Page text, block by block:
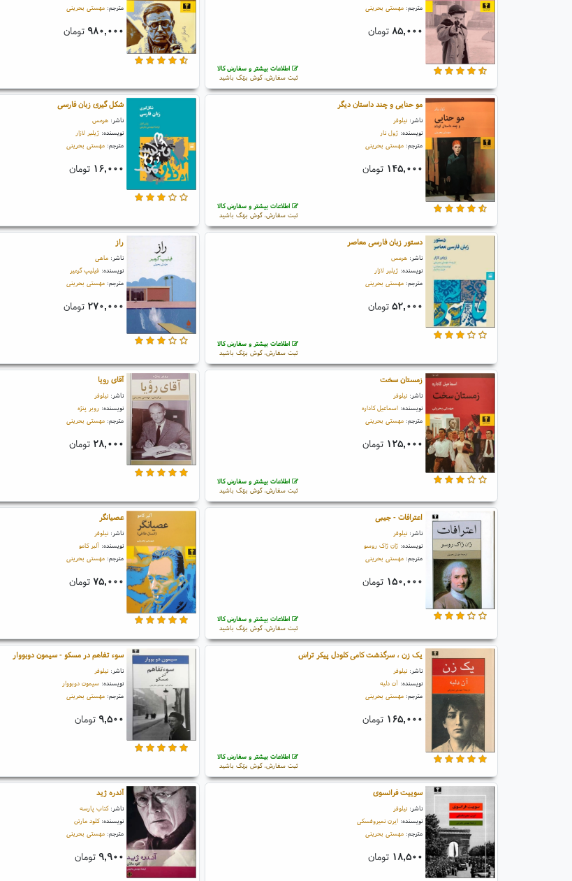
مترجم:مهستی بحرینی
۸۵,۰۰۰ تومان
اطلاعات بیشتر و سفارش کالا
ثبت سفارش، گوش بزنگ باشید
مترجم: مهستی بحرینی
۹۸۰,۰۰۰ تومان
مو حنایی و چند داستان دیگر
ناشر:نیلوفر
نویسنده:ژول نار
مترجم:مهستی بحرینی
۱۴۵,۰۰۰ تومان
اطلاعات بیشتر و سفارش کالا
ثبت سفارش، گوش بزنگ باشید
شکل گیری زبان فارسی
ناشر: هرمس
نویسنده: ژیلبر لازار
مترجم: مهستی بحرینی
۱۶,۰۰۰ تومان
دستور زبان فارسی معاصر
ناشر:هرمس
نویسنده:ژیلبر لازار
مترجم:مهستی بحرینی
۵۲,۰۰۰ تومان
اطلاعات بیشتر و سفارش کالا
ثبت سفارش، گوش بزنگ باشید
راز
ناشر: ماهی
نویسنده: فیلیپ گرمیر
مترجم: مهستی بحرینی
۲۷۰,۰۰۰ تومان
زمستان سخت
ناشر:نیلوفر
نویسنده:اسماعیل کاداره
مترجم:مهستی بحرینی
۱۲۵,۰۰۰ تومان
اطلاعات بیشتر و سفارش کالا
ثبت سفارش، گوش بزنگ باشید
آقای رویا
ناشر: نیلوفر
نویسنده: روبر پنژه
مترجم: مهستی بحرینی
۲۸,۰۰۰ تومان
اعترافات - جیبی
ناشر:نیلوفر
نویسنده:ژان ژاک روسو
مترجم:مهستی بحرینی
۱۵۰,۰۰۰ تومان
اطلاعات بیشتر و سفارش کالا
ثبت سفارش، گوش بزنگ باشید
عصیانگر
ناشر: نیلوفر
نویسنده: آلبر کامو
مترجم: مهستی بحرینی
۷۵,۰۰۰ تومان
یک زن ، سرگذشت کامی کلودل پیکر تراش
ناشر:نیلوفر
نویسنده:آن دلبه
مترجم:مهستی بحرینی
۱۶۵,۰۰۰ تومان
اطلاعات بیشتر و سفارش کالا
ثبت سفارش، گوش بزنگ باشید
سوء تفاهم در مسکو - سیمون دوبووار
ناشر: نیلوفر
نویسنده: سیمون دوبووار
مترجم: مهستی بحرینی
۹,۵۰۰ تومان
سوییت فرانسوی
ناشر:نیلوفر
نویسنده:ایرن نمیروفسکی
مترجم:مهستی بحرینی
۱۸,۵۰۰ تومان
آندره ژید
ناشر:کتاب پارسه
نویسنده:کلود مارتن
مترجم: مهستی بحرینی
۹,۹۰۰ تومان